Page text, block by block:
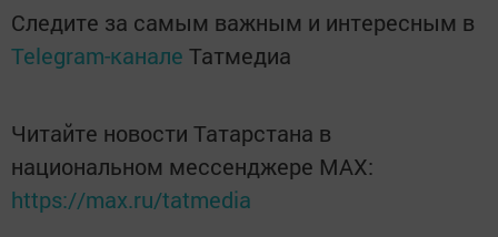
Следите за самым важным и интересным в
Telegram-канале Татмедиа
Читайте новости Татарстана в
национальном мессенджере MАХ:
https://max.ru/tatmedia